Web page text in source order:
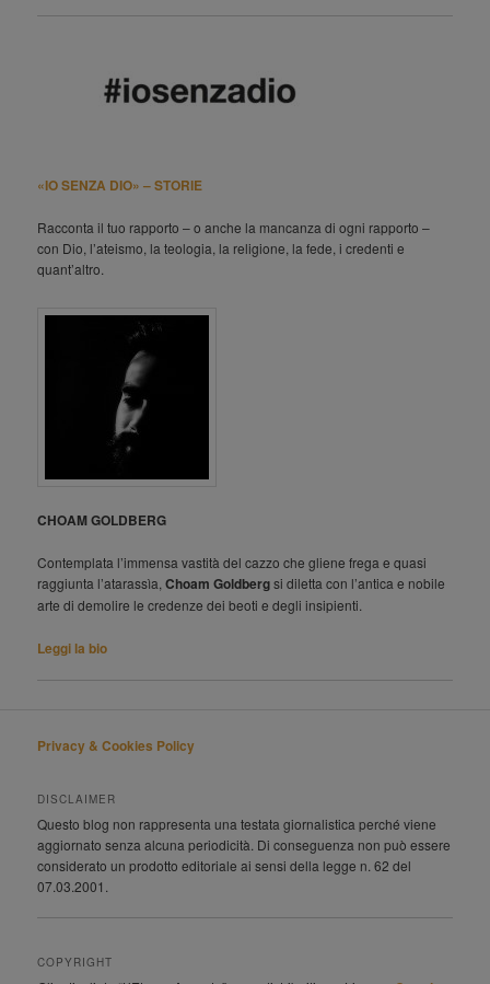
«IO SENZA DIO» – STORIE
Racconta il tuo rapporto – o anche la mancanza di ogni rapporto –
con Dio, l’ateismo, la teologia, la religione, la fede, i credenti e
quant’altro.
CHOAM GOLDBERG
Contemplata l’immensa vastità del cazzo che gliene frega e quasi
raggiunta l’atarassìa,Choam Goldbergsi diletta con l’antica e nobile
arte di demolire le credenze dei beoti e degli insipienti.
Leggi la bio
Privacy & Cookies Policy
DISCLAIMER
Questo blog non rappresenta una testata giornalistica perché viene
aggiornato senza alcuna periodicità. Di conseguenza non può essere
considerato un prodotto editoriale ai sensi della legge n. 62 del
07.03.2001.
COPYRIGHT